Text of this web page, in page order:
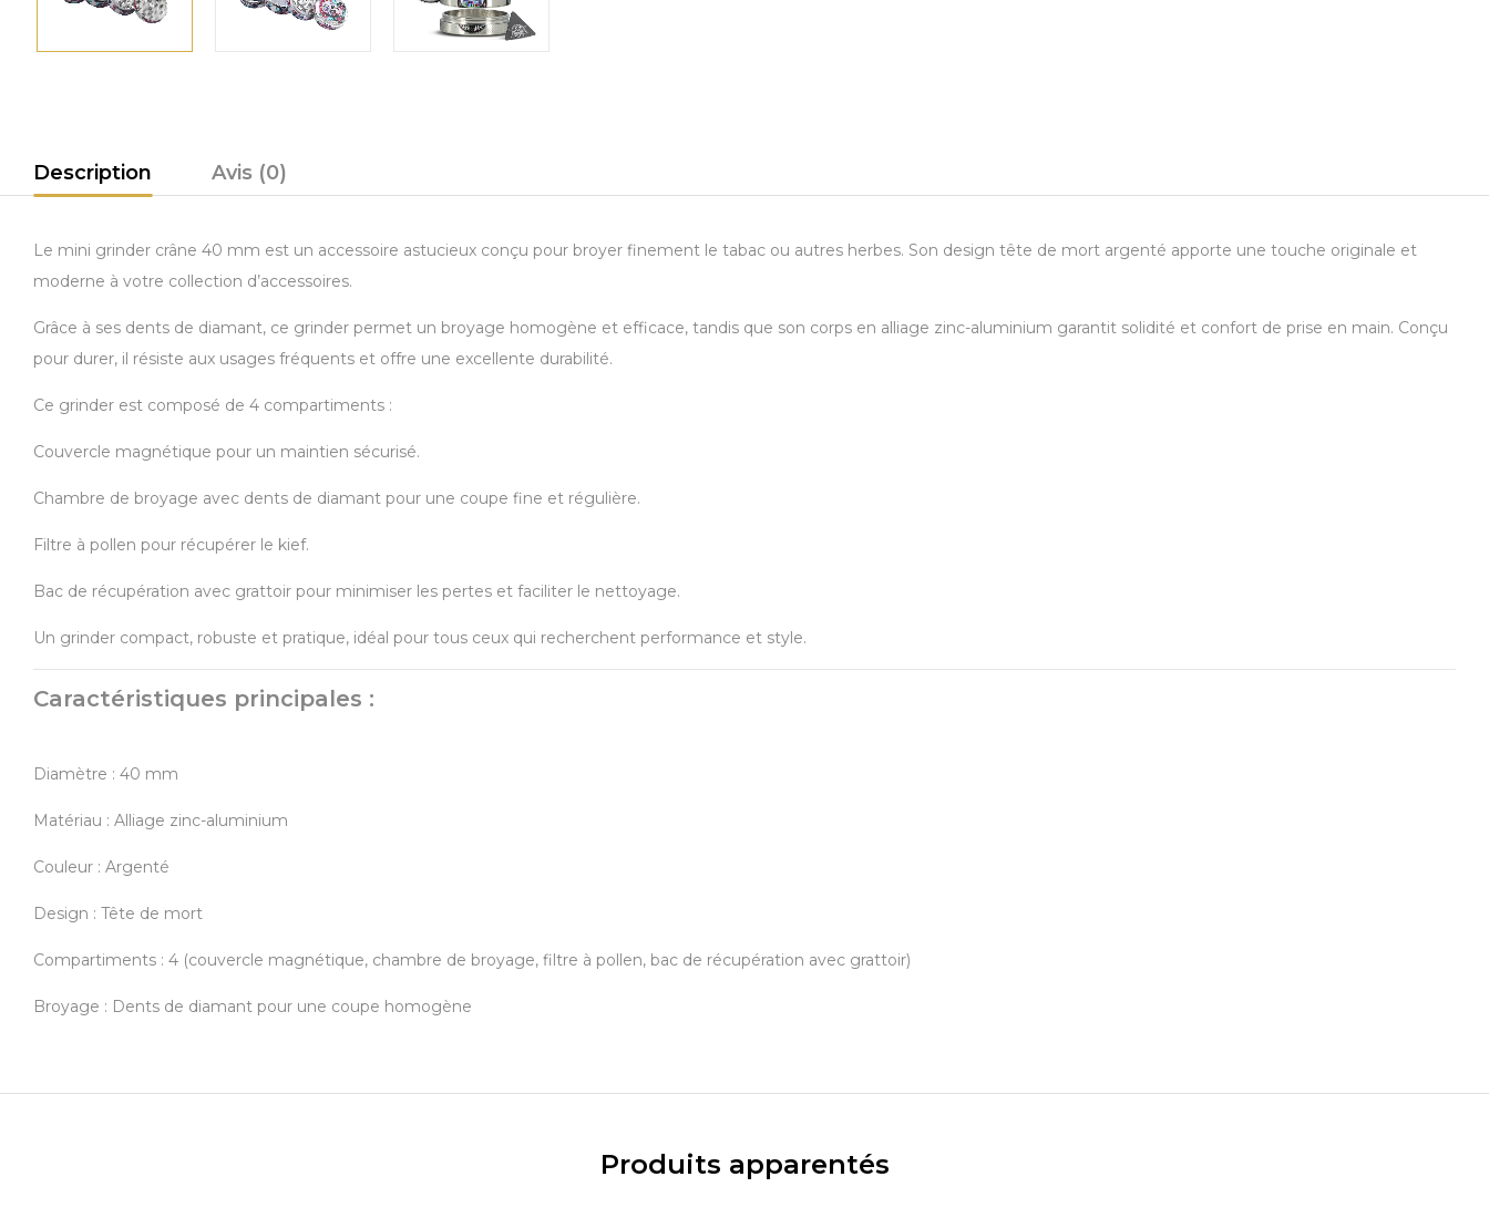
Description Avis (0)
Le mini grinder crâne 40 mm est un accessoire astucieux conçu pour broyer finement le tabac ou autres herbes. Son design tête de mort argenté apporte une touche originale et
moderne à votre collection d’accessoires.
Grâce à ses dents de diamant, ce grinder permet un broyage homogène et efficace, tandis que son corps en alliage zinc-aluminium garantit solidité et confort de prise en main. Conçu
pour durer, il résiste aux usages fréquents et offre une excellente durabilité.
Ce grinder est composé de 4 compartiments :
Couvercle magnétique pour un maintien sécurisé.
Chambre de broyage avec dents de diamant pour une coupe fine et régulière.
Filtre à pollen pour récupérer le kief.
Bac de récupération avec grattoir pour minimiser les pertes et faciliter le nettoyage.
Un grinder compact, robuste et pratique, idéal pour tous ceux qui recherchent performance et style.
Caractéristiques principales :
Diamètre : 40 mm
Matériau : Alliage zinc-aluminium
Couleur : Argenté
Design : Tête de mort
Compartiments : 4 (couvercle magnétique, chambre de broyage, filtre à pollen, bac de récupération avec grattoir)
Broyage : Dents de diamant pour une coupe homogène
Produits apparentés